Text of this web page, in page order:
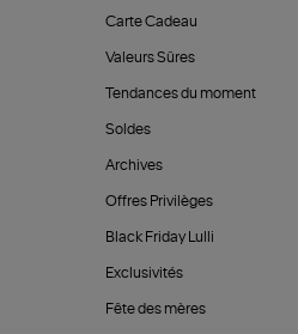
Carte Cadeau
Valeurs Sûres
Tendances du moment
Soldes
Archives
Offres Privilèges
Black Friday Lulli
Exclusivités
Fête des mères